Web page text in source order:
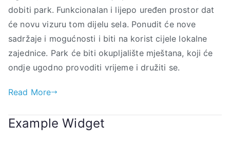
dobiti park. Funkcionalan i lijepo uređen prostor dat
će novu vizuru tom dijelu sela. Ponudit će nove
sadržaje i mogućnosti i biti na korist cijele lokalne
zajednice. Park će biti okupljalište mještana, koji će
ondje ugodno provoditi vrijeme i družiti se.
Read More
Example Widget